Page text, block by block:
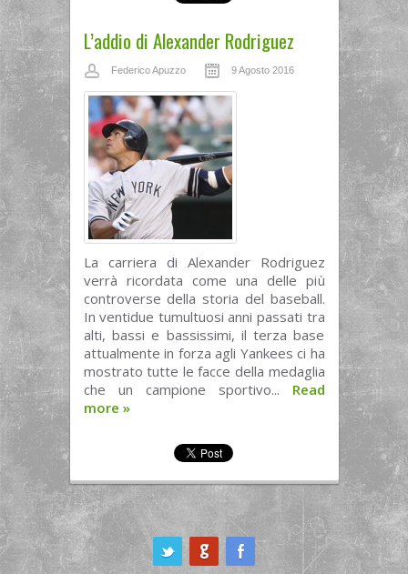
L’addio di Alexander Rodriguez
Federico Apuzzo 9 Agosto 2016
La carriera di Alexander Rodriguez
verrà ricordata come una delle più
controverse della storia del baseball.
In ventidue tumultuosi anni passati tra
alti, bassi e bassissimi, il terza base
attualmente in forza agli Yankees ci ha
mostrato tutte le facce della medaglia
che un campione sportivo... Read
more »